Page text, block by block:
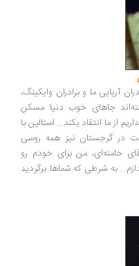
آریایی ما و برادران وایکینگ،
جاهای خوب دنیا مسکن
از ما انتقاد بکند... استالین با
در گرجستان نیز همه روسی
خامنه‌ای، من برای خودم رو
به شرطی که شماها برگردید